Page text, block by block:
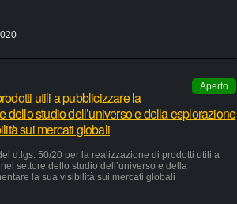
Aperto
utili a pubblicizzare la
studio dell’universo e della esplorazione
sui mercati globali
d.lgs. 50/20 per la realizzazione di prodotti utili a
settore dello studio dell’universo e della
la sua visibilità sui mercati globali